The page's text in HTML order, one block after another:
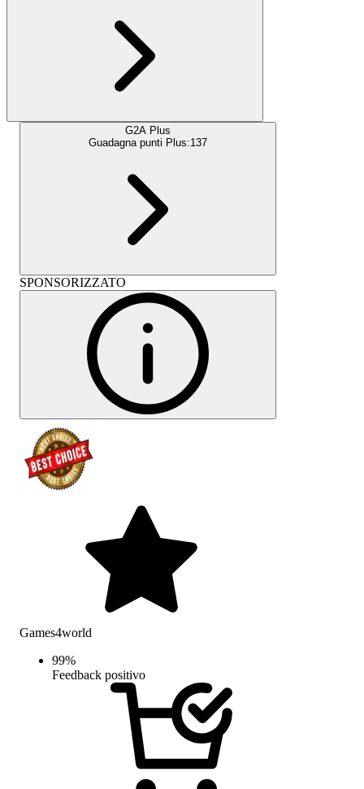
G2A Plus
Guadagna punti Plus:137
SPONSORIZZATO
Games4world
99%
Feedback positivo